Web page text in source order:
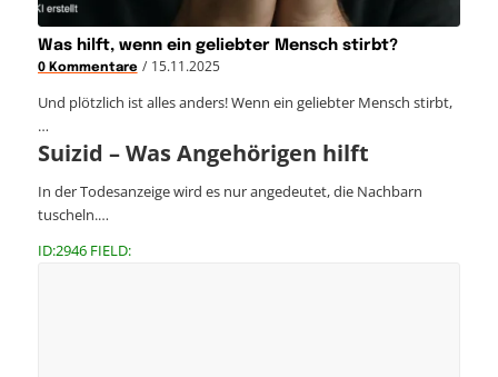
Was hilft, wenn ein geliebter Mensch stirbt?
0 Kommentare / 15.11.2025
Und plötzlich ist alles anders! Wenn ein geliebter Mensch stirbt,
…
Suizid – Was Angehörigen hilft
In der Todesanzeige wird es nur angedeutet, die Nachbarn
tuscheln.…
ID:2946 FIELD: